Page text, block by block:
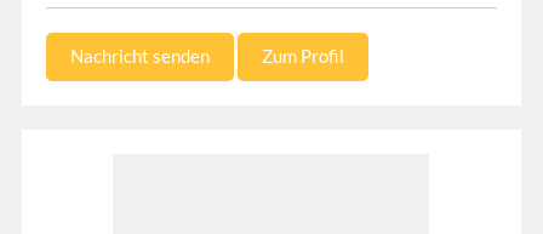
Nachricht senden Zum Profil